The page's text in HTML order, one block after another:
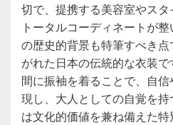
切で、提携する美容室やスタ
トータルコーディネートが
の歴史的背景も特筆すべき
がれた日本の伝統的な衣装
間に振袖を着ることで、自
現し、大人としての自覚を
は文化的価値を兼ね備えた